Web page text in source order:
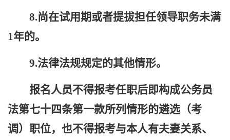
8.尚在试用期或者提拔担任领导职务未满
1年的。
9.法律法规规定的其他情形。
报名人员不得报考任职后即构成公务员
法第七十四条第一款所列情形的遴选（考
调）职位，也不得报考与本人有夫妻关系、